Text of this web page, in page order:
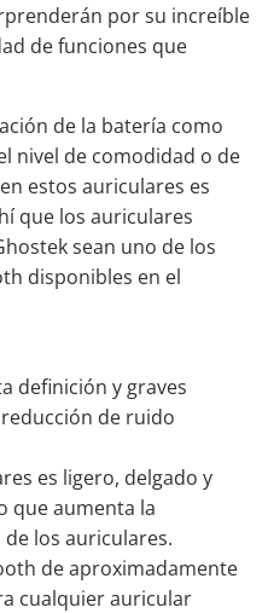
por su increíble
de funciones que
de la batería como
nivel de comodidad o de
estos auriculares es
que los auriculares
sean uno de los
disponibles en el
definición y graves
de ruido
es ligero, delgado y
que aumenta la
los auriculares.
de aproximadamente
cualquier auricular